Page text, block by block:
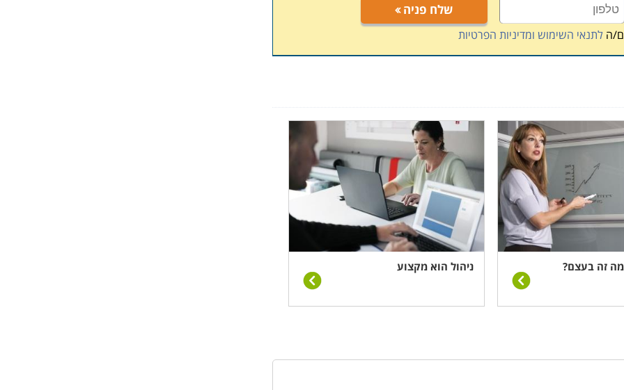
אילו כלים נדרשים כדי לנהל את אלו הפועלים בארגון מתחת לסגל
הכלים האלה תוכלו לרכוש בלימודי קורסים בניהול על נגזרותיהם
לא מעט קטגוריות משנה שיסייעו לכם למצוא את מבוקשכם:
לעצמו קריירה ניהולית ועסקית. במסגרת קטגוריה זו תמצאו גם
כמו למשל התמקצעות פרטנית בניהול מערכות בריאות, בעסקים
הקורסים המוצגים בה עוסקים באותן מיומנויות פחות או יותר,
יותר, והשאיפה היא להקנות את היסודות היישומיים על חשבון אלו
ומיקוד מקצועי חדש. בקטגוריה זו מרוכזים שפע של מסלולי
המוצעות ואותן ניתן לחזק או לרכוש, ניתן לציין טכניקות
שלח פניה
הלתנאי השימוש ומדיניות הפרטיות
מה זה בעצם? ניהול הוא מקצוע